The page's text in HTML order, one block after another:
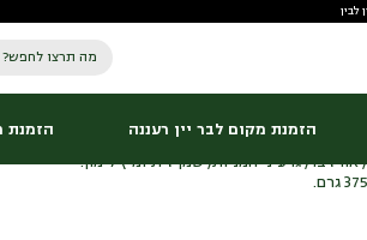
לבין
מה תרצו לחפש?
הזמנת מקום לבר יין רעננה הזמנת
אדמה
בר, גרעיני חמניות, שמן זית ומיץ לימון.